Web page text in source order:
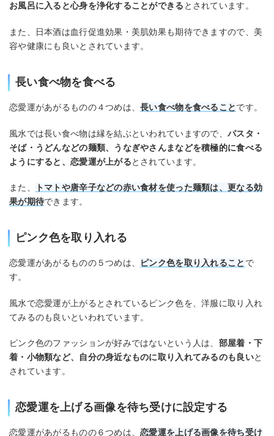
お風呂に入ると心身を浄化することができる とされています。
また、日本酒は血行促進効果・美肌効果も期待できますので、美
容や健康にも良いとされています。
長い食べ物を食べる
恋愛運があがるものの４つめは、長い食べ物を食べることです。
風水では長い食べ物は縁を結ぶといわれていますので、 パスタ・
そば・うどんなどの麺類、うなぎやさんまなどを積極的に食べる
ようにすると、恋愛運が上がるとされています。
また、
トマトや唐辛子などの赤い食材を使った麺類は、更なる効
果が期待できます。
ピンク色を取り入れる
恋愛運があがるものの５つめは、 ピンク色を取り入れること で
す。
風水で恋愛運が上がるとされているピンク色を、洋服に取り入れ
てみるのも良いといわれています。
ピンク色のファッションが好みではないという人は、 部屋着・下
着・小物類など、自分の身近なものに取り入れてみるのも良いと
されています。
恋愛運を上げる画像を待ち受けに設定する
恋愛運があがるものの６つめは、恋愛運を上げる画像を待ち受け